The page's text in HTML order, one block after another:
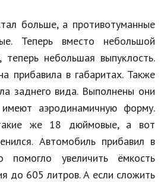
больше, а противотуманные
Теперь вместо небольшой
небольшая выпуклость.
прибавила в габаритах. Также
заднего вида. Выполнены они
аэродинамичную форму.
же 18 дюймовые, а вот
Автомобиль прибавил в
помогло увеличить ёмкость
до 605 литров. А если сложить